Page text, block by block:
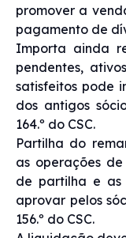
promover a
pagamento de
Importa ainda
pendentes,
satisfeitos pode
dos antigos
164.º do CSC.
Partilha do
as operações
de partilha e as
aprovar pelos
156.º do CSC.